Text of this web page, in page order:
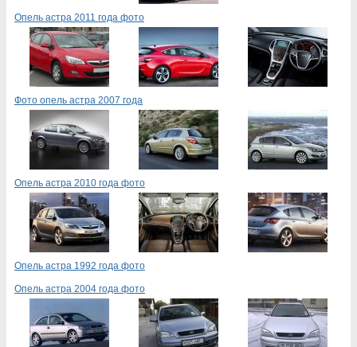
Опель астра 2011 года фото
Фото опель астра 2007 года
Опель астра 2010 года фото
Опель астра 1992 года фото
Опель астра 2004 года фото